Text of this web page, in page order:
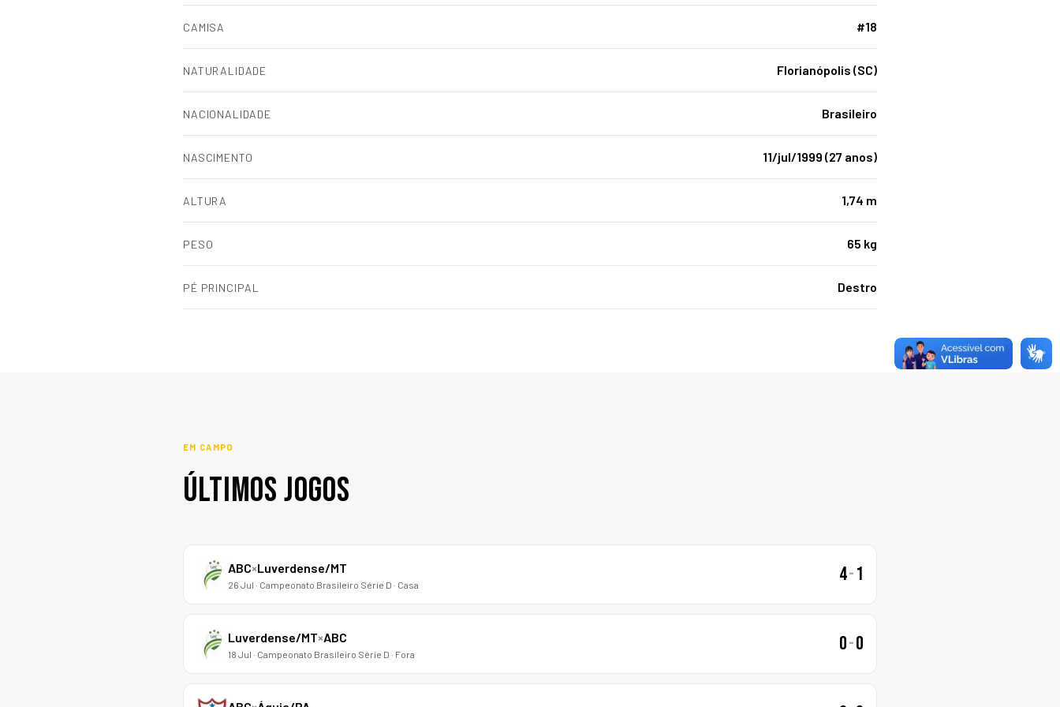
CAMISA #18
NATURALIDADE Florianópolis (SC)
NACIONALIDADE Brasileiro
NASCIMENTO 11/jul/1999 (27 anos)
ALTURA 1,74 m
PESO 65 kg
PÉ PRINCIPAL Destro
EM CAMPO
ÚLTIMOS JOGOS
ABC×Luverdense/MT
26 Jul · Campeonato Brasileiro Série D · Casa 4-1
Luverdense/MT×ABC
18 Jul · Campeonato Brasileiro Série D · Fora 0-0